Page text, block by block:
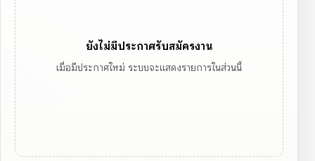
ยังไม่มีประกาศรับสมัครงาน
เมื่อมีประกาศใหม่ ระบบจะแสดงรายการในส่วนนี้